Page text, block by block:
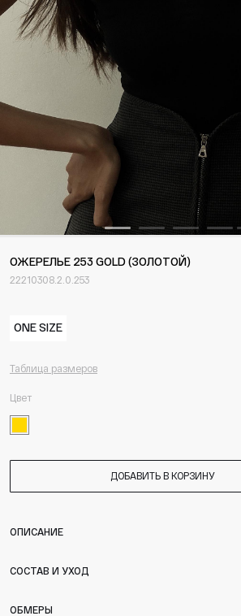
ОЖЕРЕЛЬЕ 253 GOLD (ЗОЛОТОЙ)
22210308.2.0.253
ONE SIZE
Таблица размеров
Цвет
ДОБАВИТЬ В КОРЗИНУ
ОПИСАНИЕ
СОСТАВ И УХОД
ОБМЕРЫ